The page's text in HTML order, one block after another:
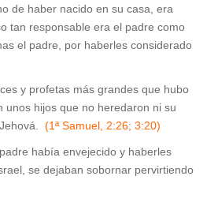
de haber nacido en su casa, era
tan responsable era el padre como
el padre, por haberles considerado
y profetas más grandes que hubo
unos hijos que no heredaron ni su
(1ª Samuel, 2:26; 3:20)
había envejecido y haberles
se dejaban sobornar pervirtiendo